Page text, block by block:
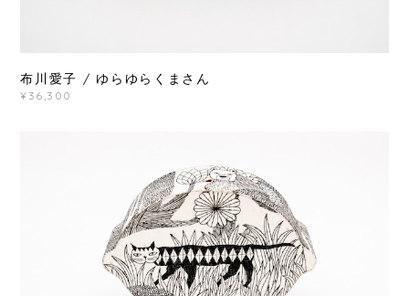
布川愛子 / ゆらゆらくまさん
¥36,300